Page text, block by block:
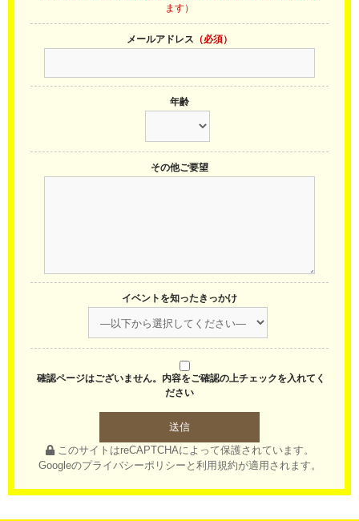
ます）
メールアドレス （必須）
年齢
その他ご要望
イベントを知ったきっかけ
確認ページはございません。内容をご確認の上チェックを入れてく
ださい
このサイトはreCAPTCHAによって保護されています。
Googleのプライバシーポリシー と 利用規約が適用されます。